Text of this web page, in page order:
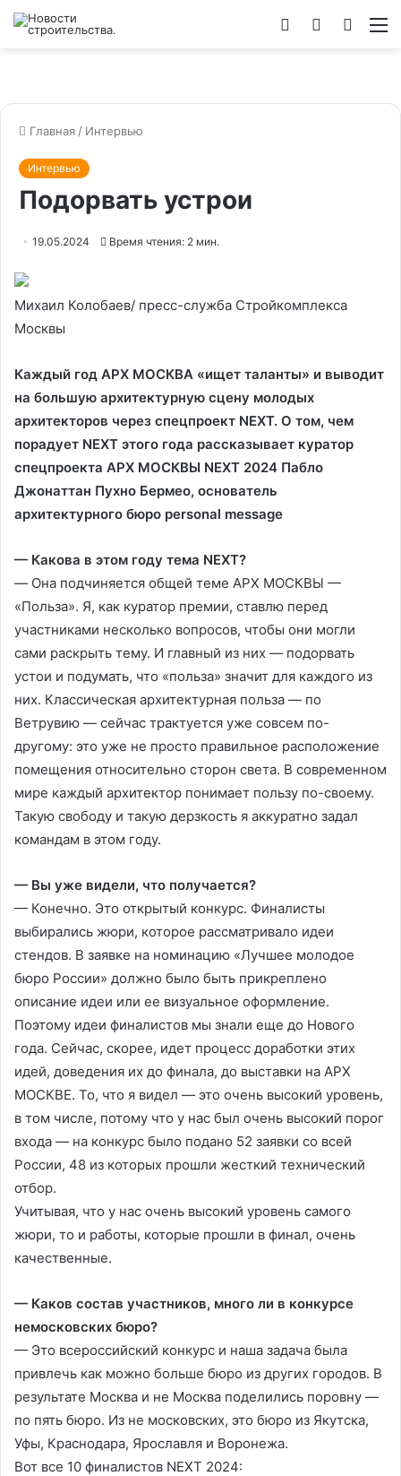
Switch
Войти
Главная / Интервью
Интервью
Подорвать устрои
19.05.2024 Время чтения: 2 мин.
Михаил Колобаев/ пресс-служба Стройкомплекса
Москвы
Каждый год АРХ МОСКВА «ищет таланты» и выводит
на большую архитектурную сцену молодых
архитекторов через спецпроект NEXT. О том, чем
порадует NEXT этого года рассказывает куратор
спецпроекта АРХ МОСКВЫ NEXT 2024 Пабло
Джонаттан Пухно Бермео, основатель
архитектурного бюро personal message
— Какова в этом году тема NEXT?
— Она подчиняется общей теме АРХ МОСКВЫ —
«Польза». Я, как куратор премии, ставлю перед
участниками несколько вопросов, чтобы они могли
сами раскрыть тему. И главный из них — подорвать
устои и подумать, что «польза» значит для каждого из
них. Классическая архитектурная польза — по
Ветрувию — сейчас трактуется уже совсем по-
другому: это уже не просто правильное расположение
помещения относительно сторон света. В современном
мире каждый архитектор понимает пользу по-своему.
Такую свободу и такую дерзкость я аккуратно задал
командам в этом году.
— Вы уже видели, что получается?
— Конечно. Это открытый конкурс. Финалисты
выбирались жюри, которое рассматривало идеи
стендов. В заявке на номинацию «Лучшее молодое
бюро России» должно было быть прикреплено
описание идеи или ее визуальное оформление.
Поэтому идеи финалистов мы знали еще до Нового
года. Сейчас, скорее, идет процесс доработки этих
идей, доведения их до финала, до выставки на АРХ
МОСКВЕ. То, что я видел — это очень высокий уровень,
в том числе, потому что у нас был очень высокий порог
входа — на конкурс было подано 52 заявки со всей
России, 48 из которых прошли жесткий технический
отбор.
Учитывая, что у нас очень высокий уровень самого
жюри, то и работы, которые прошли в финал, очень
качественные.
— Каков состав участников, много ли в конкурсе
немосковских бюро?
— Это всероссийский конкурс и наша задача была
привлечь как можно больше бюро из других городов. В
результате Москва и не Москва поделились поровну —
по пять бюро. Из не московских, это бюро из Якутска,
Уфы, Краснодара, Ярославля и Воронежа.
Вот все 10 финалистов NEXT 2024: